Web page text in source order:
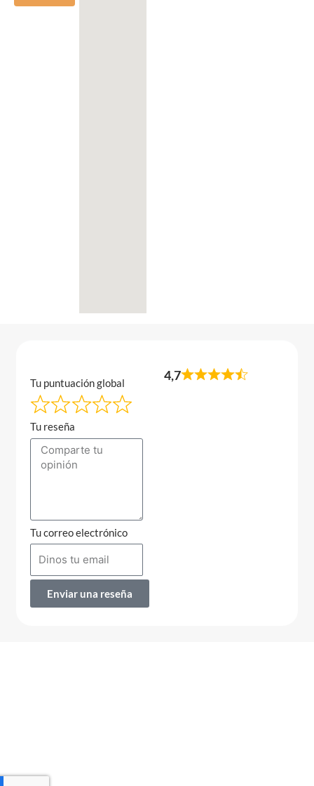
Tu puntuación global
Tu reseña
Tu correo electrónico
Enviar una reseña
4,7